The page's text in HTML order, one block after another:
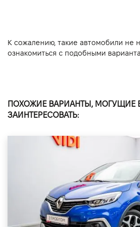
К сожалению, такие автомобили не
ознакомиться с подобными
ПОХОЖИЕ ВАРИАНТЫ, МОГУЩИЕ
ЗАИНТЕРЕСОВАТЬ: